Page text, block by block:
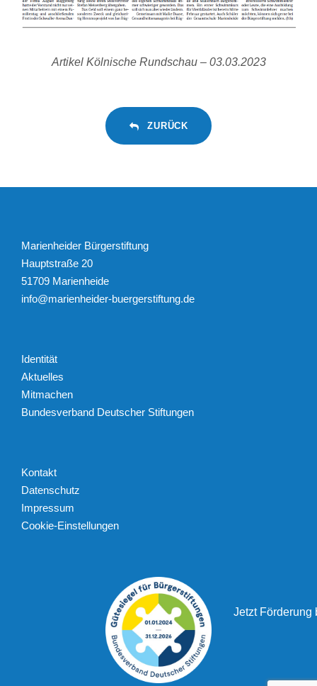
Artikel Kölnische Rundschau – 03.03.2023
ZURÜCK
Marienheider Bürgerstiftung
Hauptstraße 20
51709 Marienheide
info@marienheider-buergerstiftung.de
Identität
Aktuelles
Mitmachen
Bundesverband Deutscher Stiftungen
Kontakt
Datenschutz
Impressum
Cookie-Einstellungen
Jetzt Förderung